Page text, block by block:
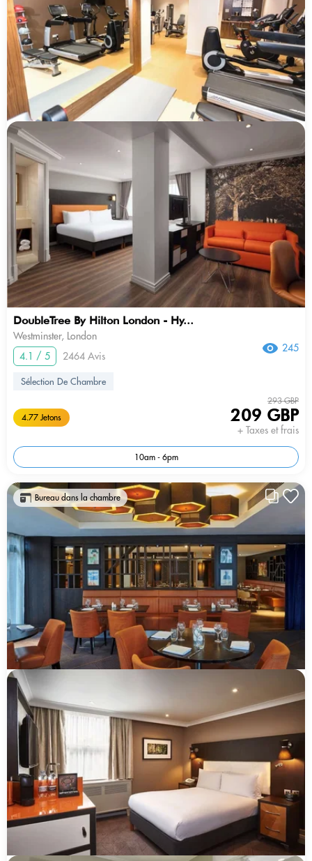
DoubleTree By Hilton London - Hy...
Westminster, London
4.1 / 5
2464 Avis
245
Sélection De Chambre
4.77 Jetons
293 GBP
209 GBP
+ Taxes et frais
10am - 6pm
Bureau dans la chambre